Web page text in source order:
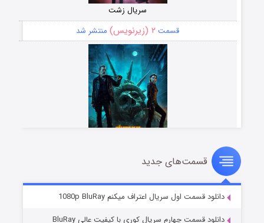
سریال زشت
قسمت ۲ (زیرنویس) منتشر شد
مردگان متحرک: شهر مرده ۳
قسمت۲ (زیرنویس) منتشر شد
قسمت‌های جدید
دانلود قسمت اول سریال اعتراف میکنم 1080p BluRay
دانلود قسمت چهارم سریال کوری با کیفیت عالی BluRay